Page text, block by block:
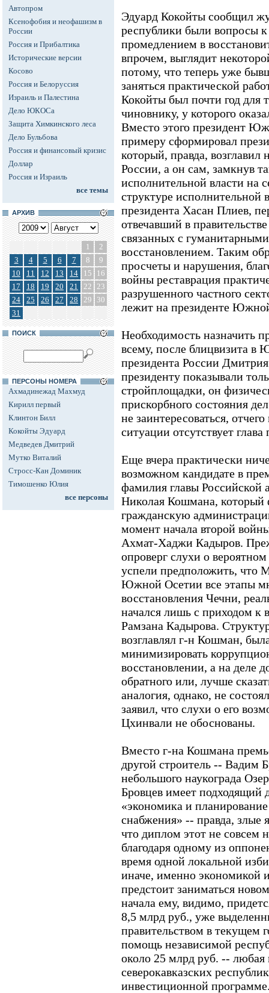
Автопром
Ксенофобия и неофашизм в
России
Россия и Прибалтика
Исторические версии
Косово
Россия и Белоруссия
Израиль и Палестина
Дело ЮКОСа
Защита Химкинского леса
Дело Бульбова
Россия и финансовый кризис
Доллар
Россия и Израиль
все темы
АРХИВ
1
2
3
4 5 6 7 8
9
10
11 12 13 14 15
16
17
18 19 20 21 22 23
24
25 26 27 28 29
30
31
ПОИСК
ПЕРСОНЫ НОМЕРА
Ахмадинежад Махмуд
Кирилл первый
Клинтон Билл
Кокойты Эдуард
Медведев Дмитрий
Мутко Виталий
Стросс-Кан Доминик
Тимошенко Юлия
все персоны
Эдуард Кокойты сообщил
республики были вопросы к
промедлением в
впрочем, выглядит
потому, что теперь уже
заняться практической
Кокойты был почти год для
чиновнику, у которого
Вместо этого президент
примеру сформировал
который, правда, возглавил
России, а он сам, замкнув
исполнительной власти на
структуре исполнительной
президента Хасан Плиев,
отвечавший в
связанных с
восстановлением. Таким
просчеты и нарушения,
войны реставрация
разрушенного частного
лежит на президенте
Необходимость назначить
всему, после блицвизита
президента России
президенту показывали
стройплощадки, он
прискорбного состояния
не заинтересоваться,
ситуации отсутствует глава
Еще вчера практически
возможном кандидате в
фамилия главы Российской
Николая Кошмана, который
гражданскую
момент начала второй
Ахмат-Хаджи Кадыров.
опроверг слухи о
успели предположить, что
Южной Осетии все этапы
восстановления Чечни,
начался лишь с приходом к
Рамзана Кадырова.
возглавлял г-н Кошман,
минимизировать
восстановлении, а на деле
обратного или, лучше
аналогия, однако, не
заявил, что слухи о его
Цхинвали не обоснованы.
Вместо г-на Кошмана
другой строитель -- Вадим
небольшого наукограда
Бровцев имеет подходящий
«экономика и
снабжения» -- правда, злые
что диплом этот не совсем
благодаря одному из
время одной локальной
иначе, именно экономикой
предстоит заниматься
начала ему, видимо,
8,5 млрд руб., уже
правительством в текущем
помощь независимой
около 25 млрд руб. -- любая
северокавказских
инвестиционной